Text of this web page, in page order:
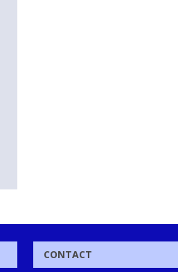
CONTACT